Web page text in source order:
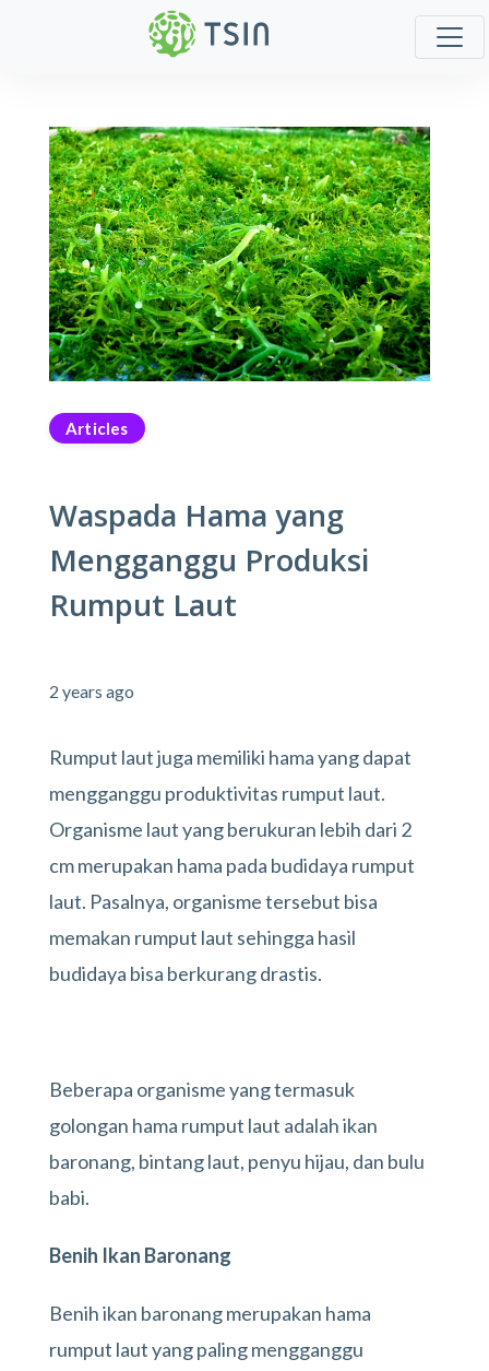
Articles
Waspada Hama yang
Mengganggu Produksi
Rumput Laut
2 years ago
Rumput laut juga memiliki hama yang dapat
mengganggu produktivitas rumput laut.
Organisme laut yang berukuran lebih dari 2
cm merupakan hama pada budidaya rumput
laut. Pasalnya, organisme tersebut bisa
memakan rumput laut sehingga hasil
budidaya bisa berkurang drastis.
Beberapa organisme yang termasuk
golongan hama rumput laut adalah ikan
baronang, bintang laut, penyu hijau, dan bulu
babi.
Benih Ikan Baronang
Benih ikan baronang merupakan hama
rumput laut yang paling mengganggu